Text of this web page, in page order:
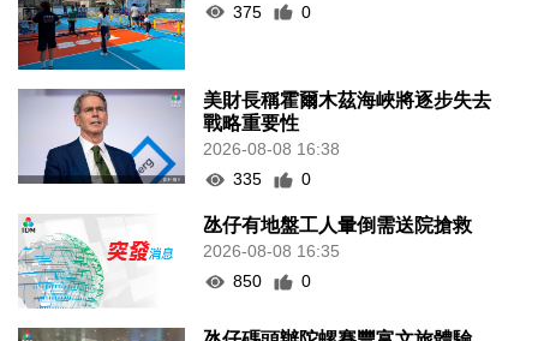
375
0
美財長稱霍爾木茲海峽將逐步失去
戰略重要性
2026-08-08 16:38
335
0
氹仔有地盤工人暈倒需送院搶救
2026-08-08 16:35
850
0